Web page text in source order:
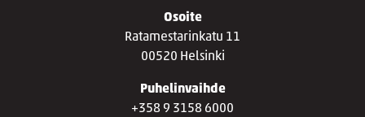
Osoite
Ratamestarinkatu 11
00520 Helsinki
Puhelinvaihde
+358 9 3158 6000